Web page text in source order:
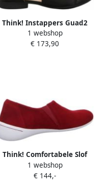
Think! Instappers Guad2
Gespschoen slipper
feestdagsschoen met kleine
1 webshop
€ 173,90
Think! Comfortabele Slof
voor Dagelijks Gebruik
1 webshop
€ 144,-